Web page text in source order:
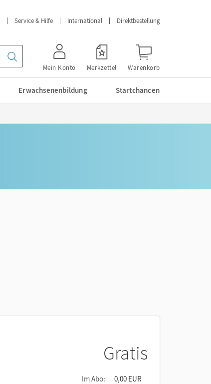
Service & Hilfe International Direktbestellung
Mein Konto Merkzettel Warenkorb
Erwachsenenbildung Startchancen
Gratis
Im Abo:
0,00 EUR